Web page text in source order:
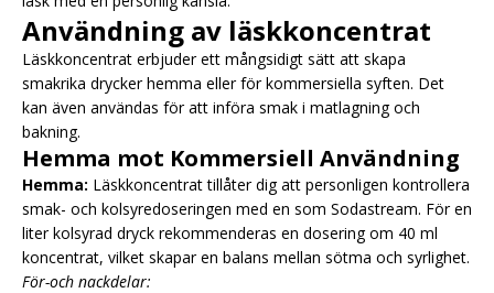
Användning av läskkoncentrat
Läskkoncentrat erbjuder ett mångsidigt sätt att skapa
smakrika drycker hemma eller för kommersiella syften. Det
kan även användas för att införa smak i matlagning och
bakning.
Hemma mot Kommersiell Användning
Hemma: Läskkoncentrat tillåter dig att personligen kontrollera
smak- och kolsyredoseringen med en som Sodastream. För en
liter kolsyrad dryck rekommenderas en dosering om 40 ml
koncentrat, vilket skapar en balans mellan sötma och syrlighet.
För-och nackdelar: